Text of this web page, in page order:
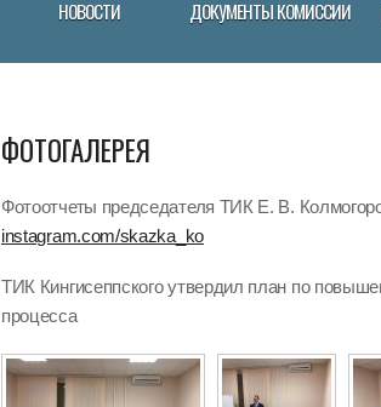
НОВОСТИ ДОКУМЕНТЫ КОМИССИИ
ФОТОГАЛЕРЕЯ
Фотоотчеты председателя ТИК Е. В.
instagram.com/skazka_ko
ТИК Кингисеппского утвердил план по
процесса